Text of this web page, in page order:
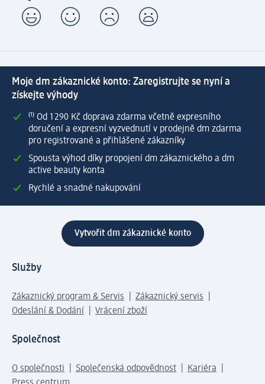
Moje dm zákaznické konto: Zaregistrujte se nyní a
získejte výhody
⁽¹⁾ Od 1 290 Kč doprava zdarma včetně expresního
doručení a expresní vyzvednutí v prodejně dm zdarma
pro registrované a přihlášené zákazníky
Spousta výhod díky propojení dm zákaznického a dm
active beauty konta
Rychlé a snadné nakupování
Vytvořit dm zákaznické konto
Služby
Zákaznický program & Servis
Zákaznický servis
Odeslání & Dodání
Vrácení zboží
Společnost
O společnosti Společenská odpovědnost
Kariéra